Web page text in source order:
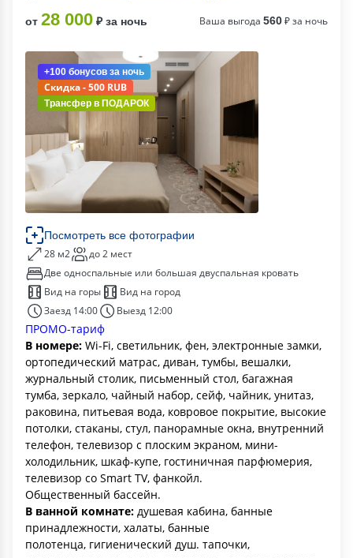
от 28 000 ₽ за ночь Ваша выгода 560₽ за ночь
+100 бонусов за ночь
Скидка - 500 RUB
Трансфер в ПОДАРОК
Посмотреть все фотографии
28 м2
до 2 мест
Две односпальные или большая двуспальная кровать
Вид на горы
Вид на город
Заезд 14:00
Выезд 12:00
ПРОМО-тариф
В номере: Wi-Fi, светильник, фен, электронные замки,
ортопедический матрас, диван, тумбы, вешалки,
журнальный столик, письменный стол, багажная
тумба, зеркало, чайный набор, сейф, чайник, унитаз,
раковина, питьевая вода, ковровое покрытие, высокие
потолки, стаканы, стул, панорамные окна, внутренний
телефон, телевизор с плоским экраном, мини-
холодильник, шкаф-купе, гостиничная парфюмерия,
телевизор со Smart TV, фанкойл.
Общественный бассейн.
В ванной комнате: душевая кабина, банные
принадлежности, халаты, банные
полотенца, гигиенический душ. тапочки,